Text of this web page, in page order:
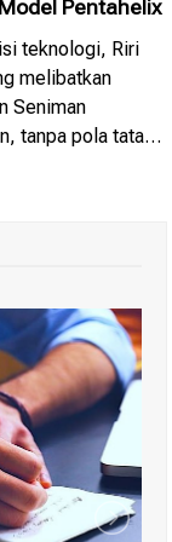
Pentahelix
teknologi, Riri
melibatkan
Seniman
tanpa pola tata
dan sulit